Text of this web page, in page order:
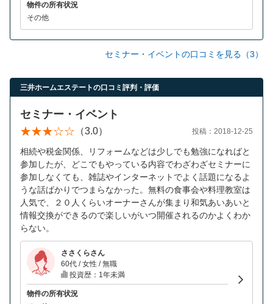
物件の所有状況
その他
セミナー・イベントの口コミを見る（3）
三井ホームエステートの口コミ評判・評価
セミナー・イベント
（3.0） 投稿：2018-12-25
相続や税金関係、リフォームなどは少しでも勉強になればと
参加したが、どこでもやっている内容でわざわざセミナーに
参加しなくても、雑誌やインターネットでよく話題になるよ
うな話ばかりでつまらなかった。無料の食事会や料理教室は
人気で、２０人くらいオーナーさんが集まり和気あいあいと
情報交換ができるので楽しいがいつ開催されるのかよくわか
らない。
ささくらさん
60代 / 女性 / 無職
投資歴：1年未満
物件の所有状況